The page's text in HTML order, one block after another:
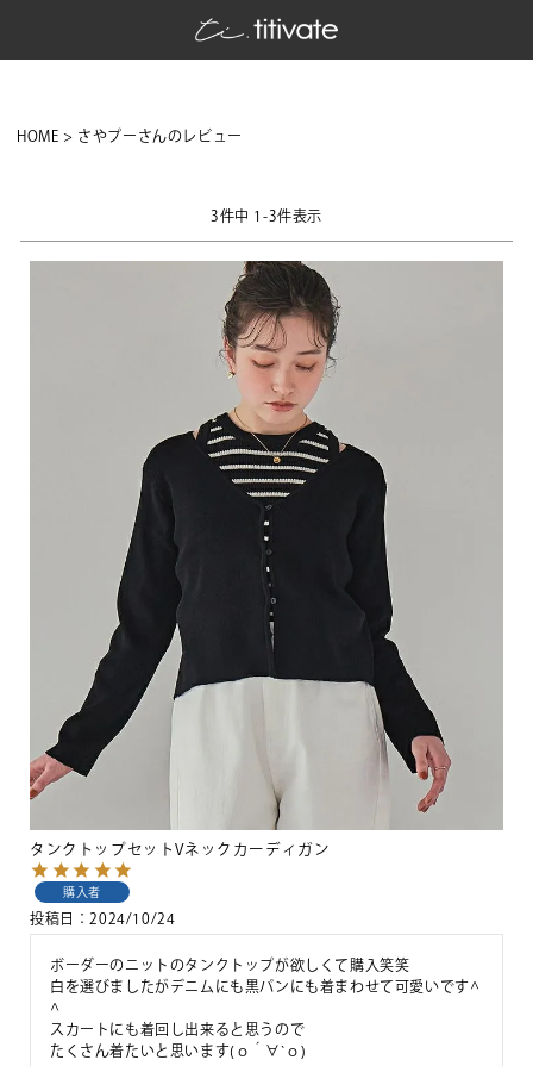
HOME さやプーさんのレビュー
3件中 1 -3件表示
タンクトップセットVネックカーディガン
購入者
投稿日 2024/10/24
ボーダーのニットのタンクトップが欲しくて購入笑笑
白を選びましたがデニムにも黒パンにも着まわせて可愛いです^
^
スカートにも着回し出来ると思うので
たくさん着たいと思います(о´∀`о)